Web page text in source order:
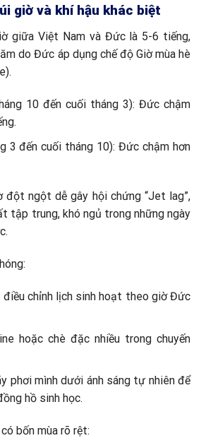
giờ và khí hậu khác biệt
giữa Việt Nam và Đức là 5-6 tiếng,
do Đức áp dụng chế độ Giờ mùa hè
10 đến cuối tháng 3): Đức chậm
3 đến cuối tháng 10): Đức chậm hơn
đột ngột dễ gây hội chứng “Jet lag”,
tập trung, khó ngủ trong những ngày
điều chỉnh lịch sinh hoạt theo giờ Đức
hoặc chè đặc nhiều trong chuyến
phơi mình dưới ánh sáng tự nhiên để
hồ sinh học.
bốn mùa rõ rệt: